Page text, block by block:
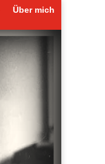
Über mich
Über mich